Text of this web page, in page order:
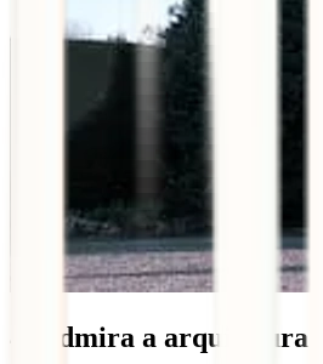
4. Admira a arquitetura